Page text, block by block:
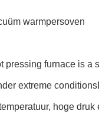
warmpersoven
pressing furnace is a
extreme
hoge druk